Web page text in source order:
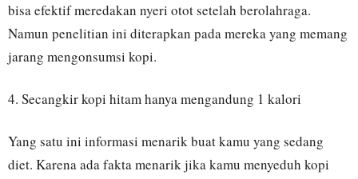
bisa efektif meredakan nyeri otot setelah berolahraga.
Namun penelitian ini diterapkan pada mereka yang memang
jarang mengonsumsi kopi.
4. Secangkir kopi hitam hanya mengandung 1 kalori
Yang satu ini informasi menarik buat kamu yang sedang
diet. Karena ada fakta menarik jika kamu menyeduh kopi